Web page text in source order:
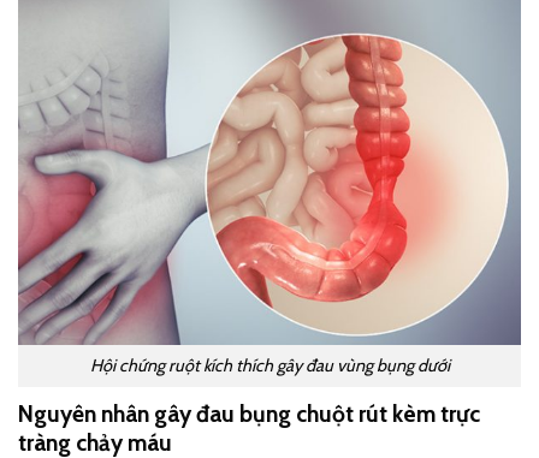
Hội chứng ruột kích thích gây đau vùng bụng dưới
Nguyên nhân gây đau bụng chuột rút kèm trực
tràng chảy máu